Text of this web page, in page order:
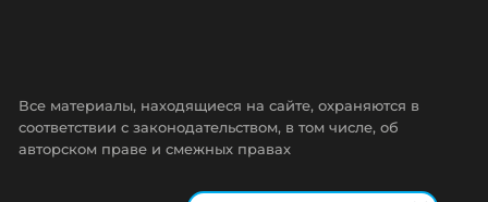
Все материалы, находящиеся на сайте, охраняются в
соответствии с законодательством, в том числе, об
авторском праве и смежных правах